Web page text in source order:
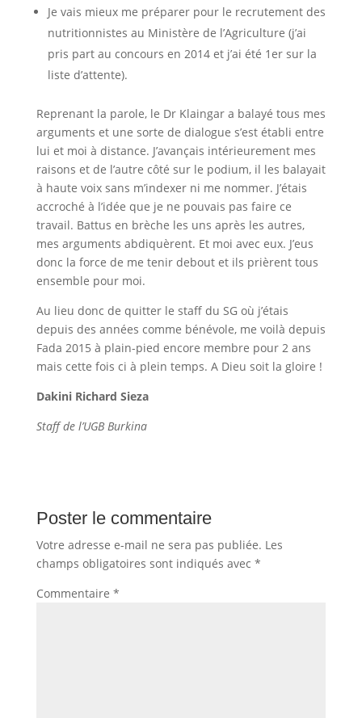
Je vais mieux me préparer pour le recrutement des
nutritionnistes au Ministère de l’Agriculture (j’ai
pris part au concours en 2014 et j’ai été 1er sur la
liste d’attente).
Reprenant la parole, le Dr Klaingar a balayé tous mes
arguments et une sorte de dialogue s’est établi entre
lui et moi à distance. J’avançais intérieurement mes
raisons et de l’autre côté sur le podium, il les balayait
à haute voix sans m’indexer ni me nommer. J’étais
accroché à l’idée que je ne pouvais pas faire ce
travail. Battus en brèche les uns après les autres,
mes arguments abdiquèrent. Et moi avec eux. J’eus
donc la force de me tenir debout et ils prièrent tous
ensemble pour moi.
Au lieu donc de quitter le staff du SG où j’étais
depuis des années comme bénévole, me voilà depuis
Fada 2015 à plain-pied encore membre pour 2 ans
mais cette fois ci à plein temps. A Dieu soit la gloire !
Dakini Richard Sieza
Staff de l’UGB Burkina
Poster le commentaire
Votre adresse e-mail ne sera pas publiée. Les
champs obligatoires sont indiqués avec *
Commentaire *